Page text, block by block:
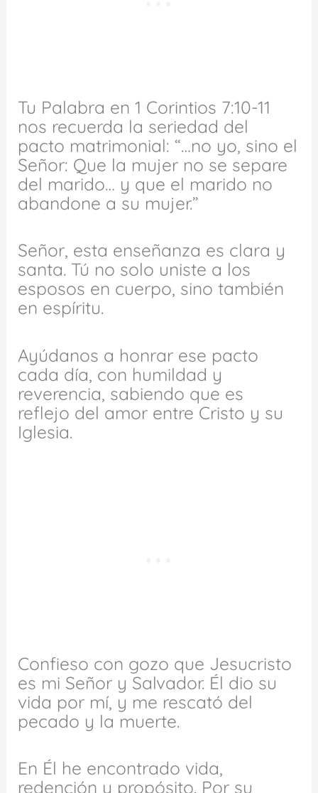
Tu Palabra en 1 Corintios 7:10-11
nos recuerda la seriedad del
pacto matrimonial: “…no yo, sino el
Señor: Que la mujer no se separe
del marido… y que el marido no
abandone a su mujer.”
Señor, esta enseñanza es clara y
santa. Tú no solo uniste a los
esposos en cuerpo, sino también
en espíritu.
Ayúdanos a honrar ese pacto
cada día, con humildad y
reverencia, sabiendo que es
reflejo del amor entre Cristo y su
Iglesia.
Confieso con gozo que Jesucristo
es mi Señor y Salvador. Él dio su
vida por mí, y me rescató del
pecado y la muerte.
En Él he encontrado vida,
redención y propósito. Por su